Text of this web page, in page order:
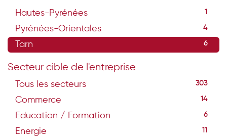
Hautes-Pyrénées 1
Pyrénées-Orientales 4
Tarn 6
Secteur cible de l'entreprise
Tous les secteurs 303
Commerce 14
Education / Formation 6
Energie 11